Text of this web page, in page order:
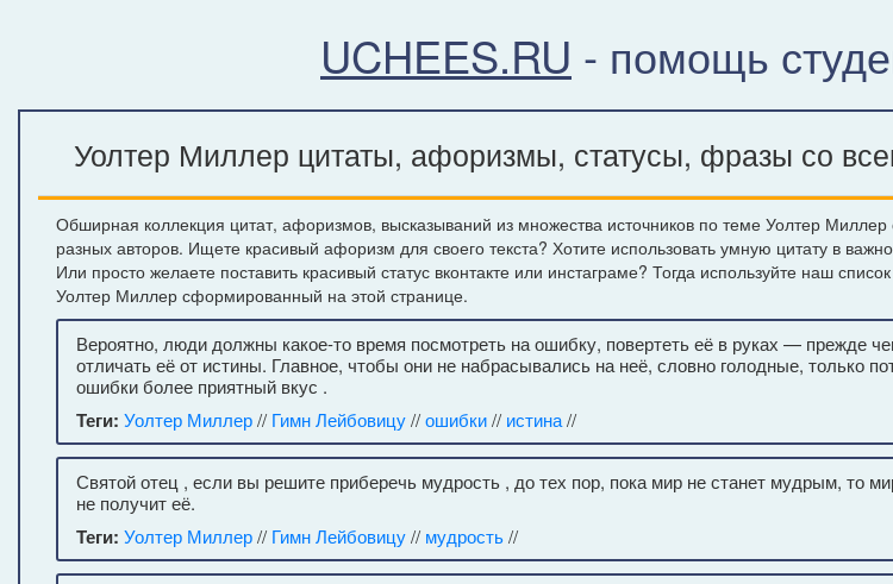
UCHEES.RU - помощь
Уолтер Миллер цитаты, афоризмы, статусы, фразы со
Обширная коллекция цитат, афоризмов, высказываний из множества источников по теме Уолтер
разных авторов. Ищете красивый афоризм для своего текста? Хотите использовать умную цитату в
Или просто желаете поставить красивый статус вконтакте или инстаграме? Тогда используйте наш
Уолтер Миллер сформированный на этой странице.
Вероятно, люди должны какое-то время посмотреть на ошибку, повертеть её в руках — прежде
отличать её от истины. Главное, чтобы они не набрасывались на неё, словно голодные, только
ошибки более приятный вкус .
Теги: Уолтер Миллер// Гимн Лейбовицу//ошибки// истина//
Святой отец , если вы решите приберечь мудрость , до тех пор, пока мир не станет мудрым, то
не получит её.
Теги: Уолтер Миллер// Гимн Лейбовицу// мудрость//